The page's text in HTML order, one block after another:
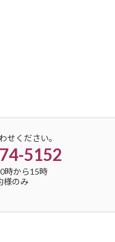
せください。
5152
時から15時
様のみ